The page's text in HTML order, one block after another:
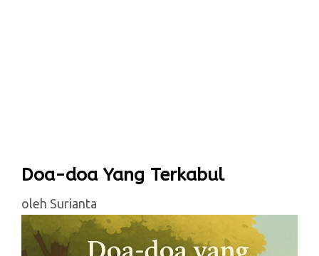
Doa-doa Yang Terkabul
oleh Surianta